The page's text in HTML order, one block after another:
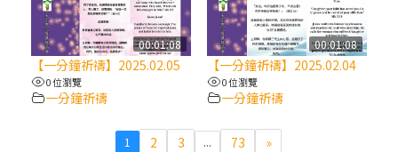
(7)黃敏正主教帶你做【將臨期避靜】—耶穌
降生人間，需要人的「接納」
(6)黃敏正主教帶你做【將臨期避靜】—「馬
00:01:08
【一分鐘祈禱】2025.02.05
0 位瀏覽
一分鐘祈禱
00:01:08
【一分鐘祈禱】2025.02.04
0 位瀏覽
一分鐘祈禱
1 2 3 ... 73 »